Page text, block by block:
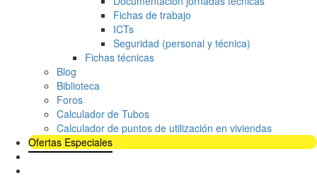
Fichas de trabajo
ICTs
Seguridad (personal y técnica)
Fichas técnicas
Blog
Biblioteca
Foros
Calculador de Tubos
Calculador de puntos de utilización en viviendas
Ofertas Especiales